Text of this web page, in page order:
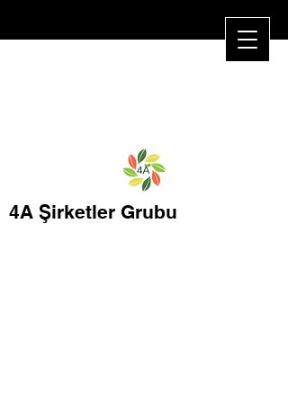
4A Şirketler Grubu